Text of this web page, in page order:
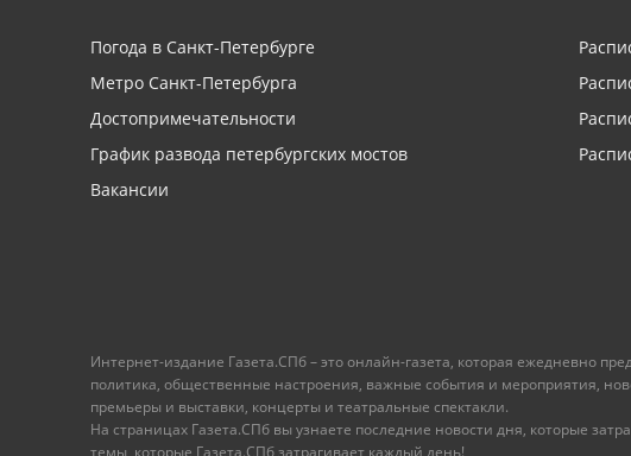
Погода в Санкт-Петербурге
Метро Санкт-Петербурга
Достопримечательности
График развода петербургских мостов
Вакансии
Интернет-издание Газета.СПб – это онлайн-газета, которая ежедневно
политика, общественные настроения, важные события и мероприятия,
премьеры и выставки, концерты и театральные спектакли.
На страницах Газета.СПб вы узнаете последние новости дня, которые
темы, которые Газета.СПб затрагивает каждый день!